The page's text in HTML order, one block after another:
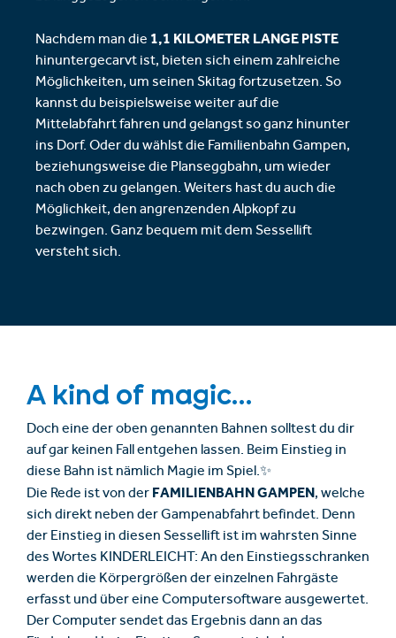
Nachdem man die 1,1 KILOMETER LANGE PISTE
hinuntergecarvt ist, bieten sich einem zahlreiche
Möglichkeiten, um seinen Skitag fortzusetzen. So
kannst du beispielsweise weiter auf die
Mittelabfahrt fahren und gelangst so ganz hinunter
ins Dorf. Oder du wählst die Familienbahn Gampen,
beziehungsweise die Planseggbahn, um wieder
nach oben zu gelangen. Weiters hast du auch die
Möglichkeit, den angrenzenden Alpkopf zu
bezwingen. Ganz bequem mit dem Sessellift
versteht sich.
A kind of magic...
Doch eine der oben genannten Bahnen solltest du dir
auf gar keinen Fall entgehen lassen. Beim Einstieg in
diese Bahn ist nämlich Magie im Spiel.✨
Die Rede ist von der FAMILIENBAHN GAMPEN, welche
sich direkt neben der Gampenabfahrt befindet. Denn
der Einstieg in diesen Sessellift ist im wahrsten Sinne
des Wortes KINDERLEICHT: An den Einstiegsschranken
werden die Körpergrößen der einzelnen Fahrgäste
erfasst und über eine Computersoftware ausgewertet.
Der Computer sendet das Ergebnis dann an das